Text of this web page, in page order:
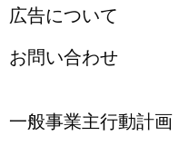
広告について
お問い合わせ
一般事業主行動計画